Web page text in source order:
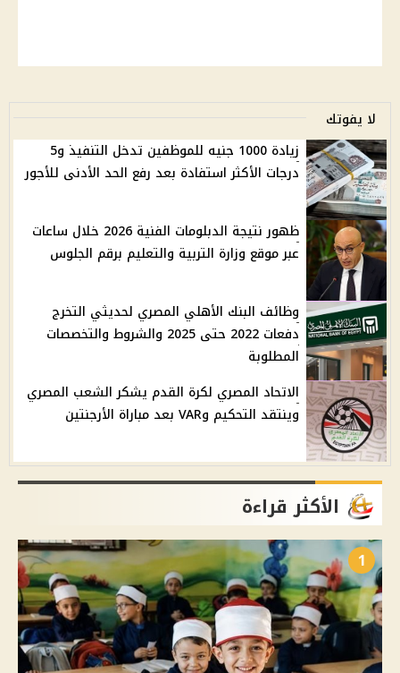
لا يفوتك
زيادة 1000 جنيه للموظفين تدخل التنفيذ و5
درجات الأكثر استفادة بعد رفع الحد الأدنى للأجور
ظهور نتيجة الدبلومات الفنية 2026 خلال ساعات
عبر موقع وزارة التربية والتعليم برقم الجلوس
وظائف البنك الأهلي المصري لحديثي التخرج
دفعات 2022 حتى 2025 والشروط والتخصصات
المطلوبة
الاتحاد المصري لكرة القدم يشكر الشعب المصري
وينتقد التحكيم وVAR بعد مباراة الأرجنتين
الأكثر قراءة
1